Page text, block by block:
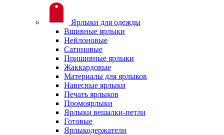
Ярлыки для одежды
Вшивные ярлыки
Нейлоновые
Сатиновые
Пришивные ярлыки
Жаккардовые
Материалы для ярлыков
Навесные ярлыки
Печать ярлыков
Промоярлыки
Ярлыки вешалки-петли
Готовые
Ярлыкодержатели